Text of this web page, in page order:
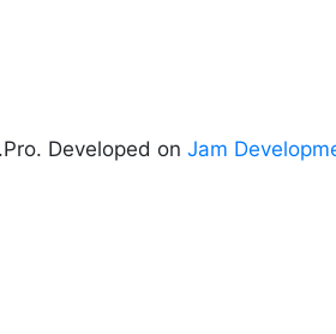
Developed on Jam